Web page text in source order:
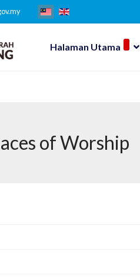
Halaman Utama
of Worship